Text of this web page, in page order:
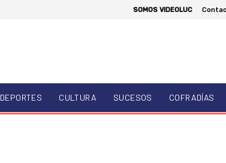
SOMOS VIDEOLUC
DEPORTES CULTURA SUCESOS COFRADÍAS